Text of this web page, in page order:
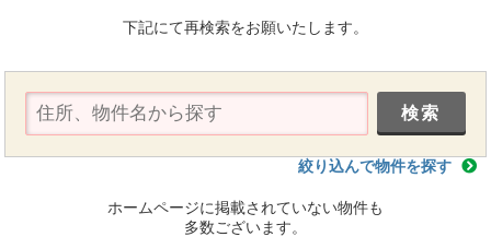
下記にて再検索をお願いたします。
絞り込んで物件を探す
ホームページに掲載されていない物件も
多数ございます。